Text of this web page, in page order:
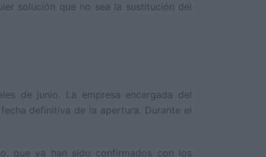
solución que no sea la sustitución del
de junio. La empresa encargada del
definitiva de la apertura. Durante el
que ya han sido confirmados con los